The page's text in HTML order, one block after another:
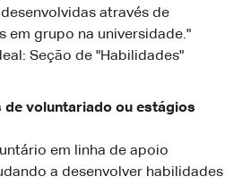
através de
em grupo na universidade."
Seção de "Habilidades"
de voluntariado ou estágios
em linha de apoio
a desenvolver habilidades